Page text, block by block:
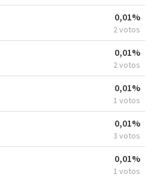
0,01%
2 votos
0,01%
2 votos
0,01%
1 votos
0,01%
3 votos
0,01%
1 votos